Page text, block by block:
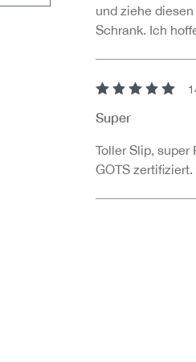
und ziehe
Schrank. Ich
Super
Toller Slip,
GOTS zertifiziert.